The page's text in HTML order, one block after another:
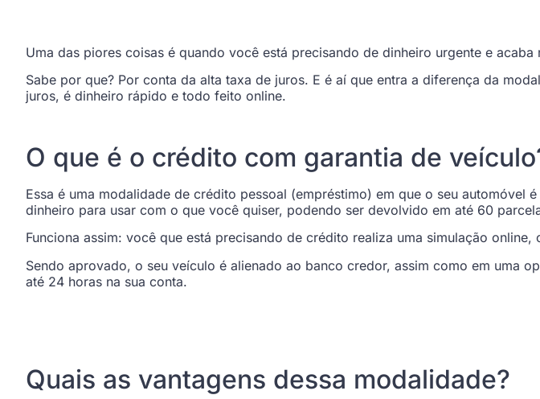
Uma das piores coisas é quando você está precisando de dinheiro urgente e
Sabe por que? Por conta da alta taxa de juros. E é aí que entra a diferença da
juros, é dinheiro rápido e todo feito online.
O que é o crédito com garantia de
Essa é uma modalidade de crédito pessoal (empréstimo) em que o seu
dinheiro para usar com o que você quiser, podendo ser devolvido em até 60
Funciona assim: você que está precisando de crédito realiza uma simulação
Sendo aprovado, o seu veículo é alienado ao banco credor, assim como em uma
até 24 horas na sua conta.
Quais as vantagens dessa modalidade?